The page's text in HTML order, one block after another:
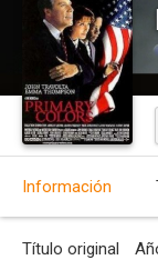
Información
Título original